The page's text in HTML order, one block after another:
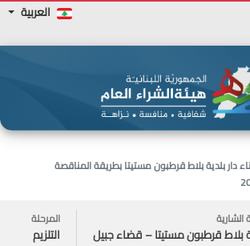
العربية
دار بلدية بلاط قرطبون مستيتا بطريقة المناقصة
الشارية
بلاط قرطبون مستيتا – قضاء جبيل
المرحلة
التلزيم